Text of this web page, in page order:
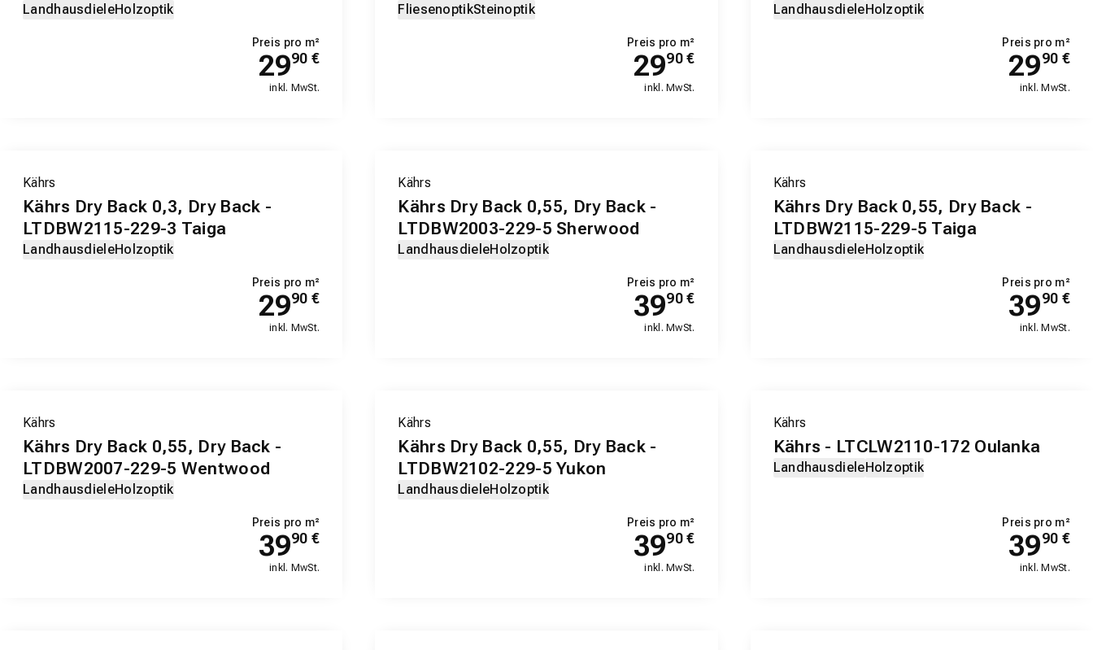
LandhausdieleHolzoptik
Preis pro m²
2990 €
inkl. MwSt.
FliesenoptikSteinoptik
Preis pro m²
2990€
inkl. MwSt.
LandhausdieleHolzoptik
Preis pro m²
2990 €
inkl. MwSt.
Kährs
Kährs Dry Back 0,3, Dry Back -
LTDBW2115-229-3 Taiga
LandhausdieleHolzoptik
Preis pro m²
2990 €
inkl. MwSt.
Kährs
Kährs Dry Back 0,55, Dry Back -
LTDBW2003-229-5 Sherwood
LandhausdieleHolzoptik
Preis pro m²
3990€
inkl. MwSt.
Kährs
Kährs Dry Back 0,55, Dry Back -
LTDBW2115-229-5 Taiga
LandhausdieleHolzoptik
Preis pro m²
3990 €
inkl. MwSt.
Kährs
Kährs Dry Back 0,55, Dry Back -
LTDBW2007-229-5 Wentwood
LandhausdieleHolzoptik
Preis pro m²
3990 €
inkl. MwSt.
Kährs
Kährs Dry Back 0,55, Dry Back -
LTDBW2102-229-5 Yukon
LandhausdieleHolzoptik
Preis pro m²
3990€
inkl. MwSt.
Kährs
Kährs - LTCLW2110-172 Oulanka
LandhausdieleHolzoptik
Preis pro m²
3990 €
inkl. MwSt.